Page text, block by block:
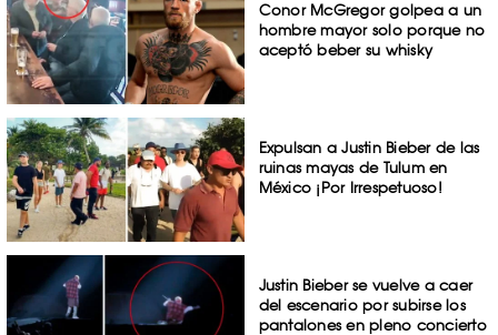
Conor McGregor golpea a un
hombre mayor solo porque no
aceptó beber su whisky
Expulsan a Justin Bieber de las
ruinas mayas de Tulum en
México ¡Por Irrespetuoso!
Justin Bieber se vuelve a caer
del escenario por subirse los
pantalones en pleno concierto